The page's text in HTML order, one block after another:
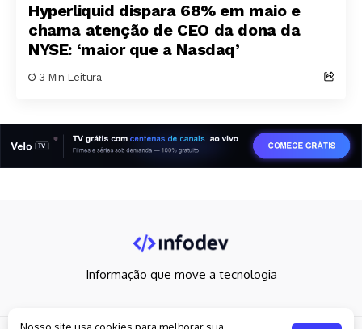
Hyperliquid dispara 68% em maio e
chama atenção de CEO da dona da
NYSE: ‘maior que a Nasdaq’
3 Min Leitura
Informação que move a tecnologia